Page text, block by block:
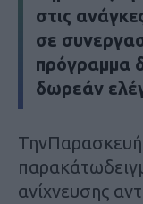
στις
σε
πρόγραμμα
δωρεάν
ανίχνευσης